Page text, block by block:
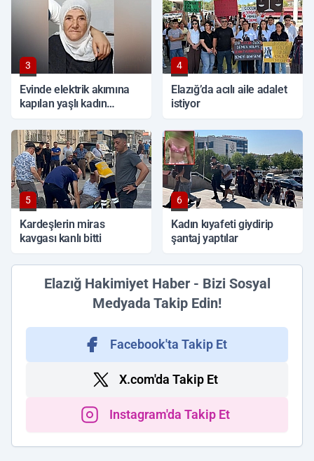
3
Evinde elektrik akımına
kapılan yaşlı kadın
4
Elazığ’da acılı aile adalet
istiyor
5
Kardeşlerin miras
kavgası kanlı bitti
6
Kadın kıyafeti giydirip
şantaj yaptılar
Elazığ Hakimiyet Haber - Bizi Sosyal
Medyada Takip Edin!
Facebook'ta Takip Et
X.com'da Takip Et
Instagram'da Takip Et